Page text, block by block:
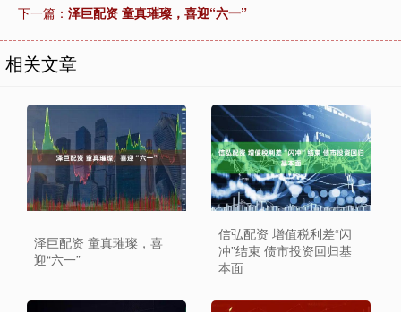
下一篇： 泽巨配资 童真璀璨，喜迎“六一”
相关文章
泽巨配资 童真璀璨，喜
迎“六一”
信弘配资 增值税利差“闪
冲”结束 债市投资回归基
本面